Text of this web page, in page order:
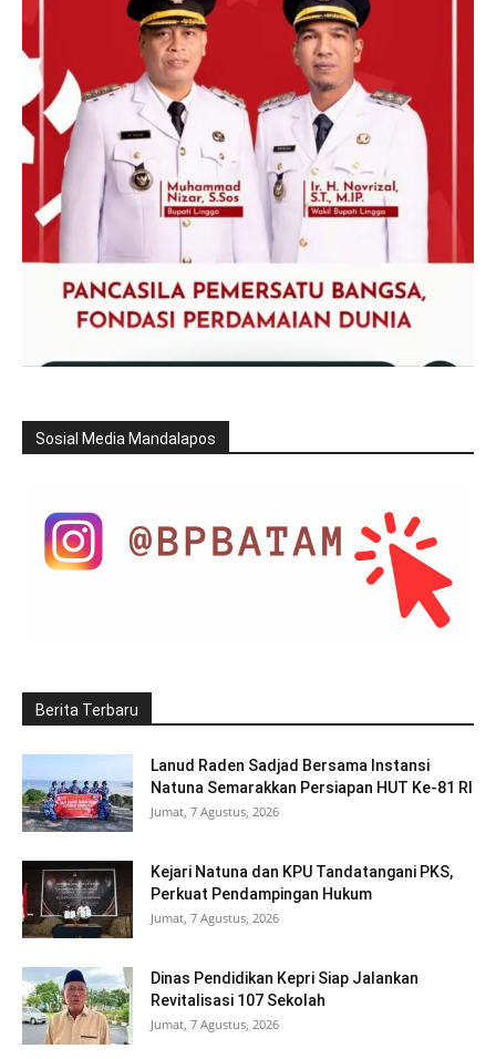
Sosial Media Mandalapos
Berita Terbaru
Lanud Raden Sadjad Bersama Instansi
Natuna Semarakkan Persiapan HUT Ke-81 RI
Jumat, 7 Agustus, 2026
Kejari Natuna dan KPU Tandatangani PKS,
Perkuat Pendampingan Hukum
Jumat, 7 Agustus, 2026
Dinas Pendidikan Kepri Siap Jalankan
Revitalisasi 107 Sekolah
Jumat, 7 Agustus, 2026